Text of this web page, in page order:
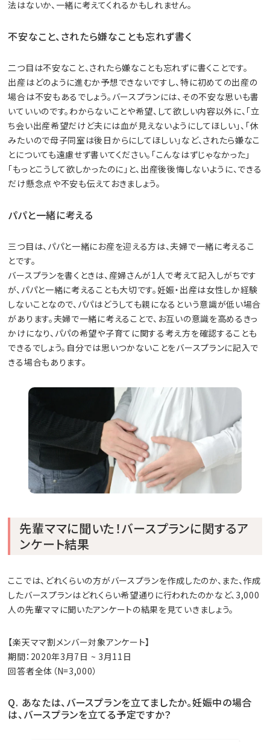
法はないか、一緒に考えてくれるかもしれません。
不安なこと、されたら嫌なことも忘れず書く
二つ目は不安なこと、されたら嫌なことも忘れずに書くことです。
出産はどのように進むか予想できないですし、特に初めての出産の
場合は不安もあるでしょう。バースプランには、その不安な思いも書
いていいのです。わからないことや希望、して欲しい内容以外に、「立
ち会い出産希望だけど夫には血が見えないようにしてほしい」、「休
みたいので母子同室は後日からにしてほしい」など、されたら嫌なこ
とについても遠慮せず書いてください。「こんなはずじゃなかった」
「もっとこうして欲しかったのに」と、出産後後悔しないように、できる
だけ懸念点や不安も伝えておきましょう。
パパと一緒に考える
三つ目は、パパと一緒にお産を迎える方は、夫婦で一緒に考えるこ
とです。
バースプランを書くときは、産婦さんが1人で考えて記入しがちです
が、パパと一緒に考えることも大切です。妊娠・出産は女性しか経験
しないことなので、パパはどうしても親になるという意識が低い場合
があります。夫婦で一緒に考えることで、お互いの意識を高めるきっ
かけになり、パパの希望や子育てに関する考え方を確認することも
できるでしょう。自分では思いつかないことをバースプランに記入で
きる場合もあります。
先輩ママに聞いた！バースプランに関するア
ンケート結果
ここでは、どれくらいの方がバースプランを作成したのか、また、作成
したバースプランはどれくらい希望通りに行われたのかなど、3,000
人の先輩ママに聞いたアンケートの結果を見ていきましょう。
【楽天ママ割メンバー対象アンケート】
期間：2020年3月7日 ~ 3月11日
回答者全体（N=3,000）
Q. あなたは、バースプランを立てましたか。妊娠中の場合
は、バースプランを立てる予定ですか？